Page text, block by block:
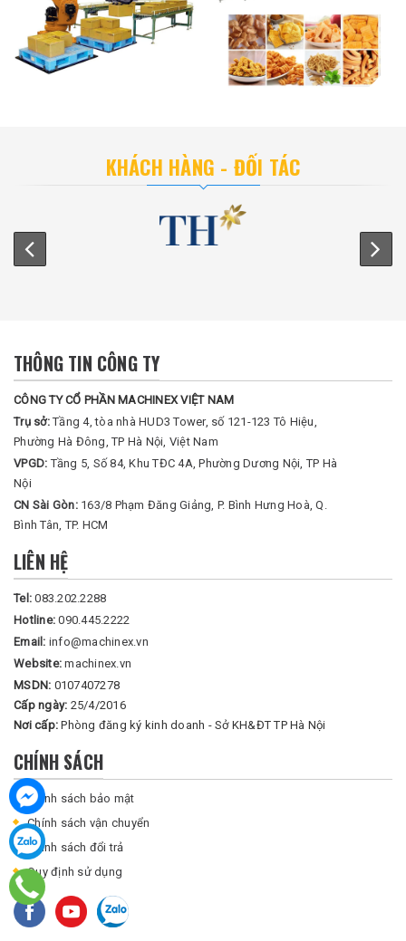
KHÁCH HÀNG - ĐỐI TÁC
THÔNG TIN CÔNG TY
CÔNG TY CỔ PHẦN MACHINEX VIỆT NAM
Trụ sở:Tầng 4, tòa nhà HUD3 Tower, số 121-123 Tô Hiệu,
Phường Hà Đông, TP Hà Nội, Việt Nam
VPGD:Tầng 5, Số 84, Khu TĐC 4A, Phường Dương Nội, TP Hà
Nội
CN Sài Gòn: 163/8 Phạm Đăng Giảng, P. Bình Hưng Hoà, Q.
Bình Tân, TP. HCM
LIÊN HỆ
Tel:083.202.2288
Hotline:090.445.2222
Email: info@machinex.vn
Website:machinex.vn
MSDN: 0107407278
Cấp ngày: 25/4/2016
Nơi cấp:Phòng đăng ký kinh doanh - Sở KH&ĐT TP Hà Nội
CHÍNH SÁCH
Chính sách bảo mật
Chính sách vận chuyển
Chính sách đổi trả
Quy định sử dụng